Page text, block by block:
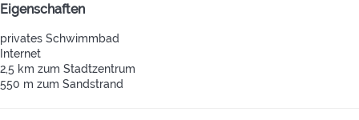
Eigenschaften
privates Schwimmbad
Internet
2,5 km zum Stadtzentrum
550 m zum Sandstrand